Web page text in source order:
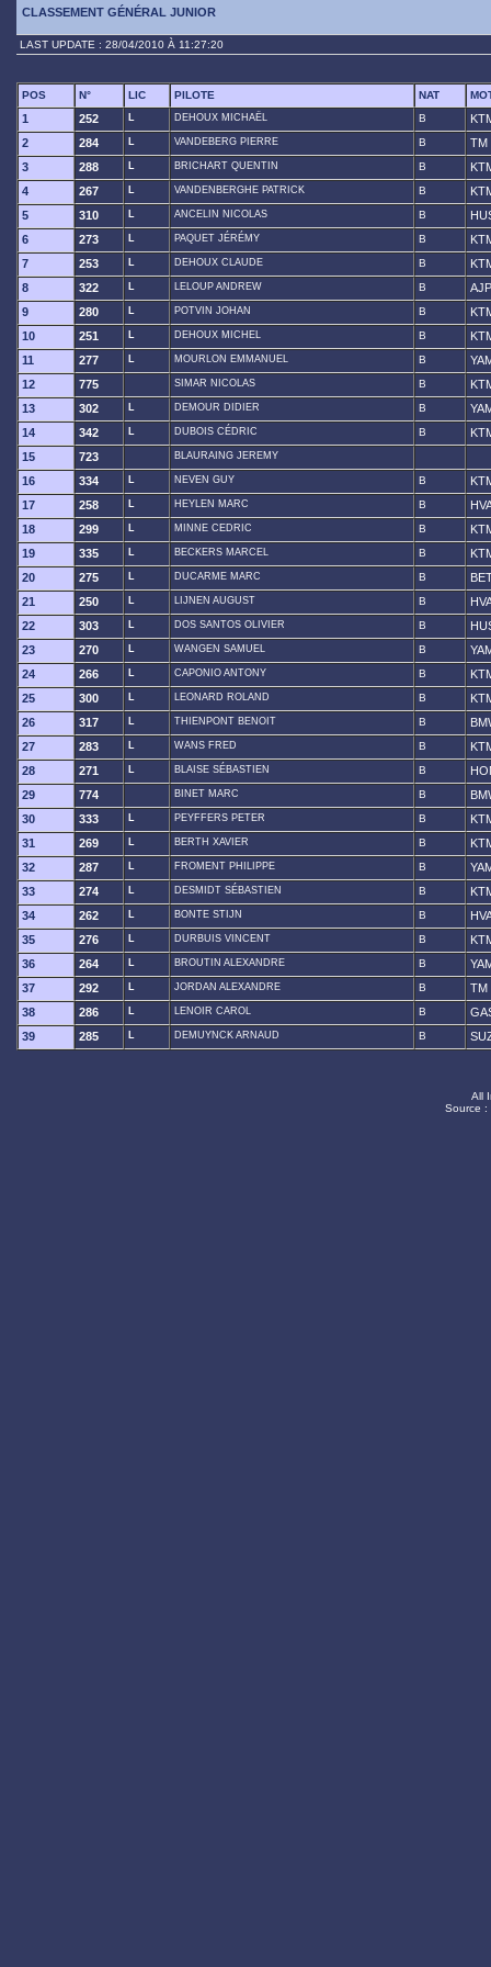
CLASSEMENT GÉNÉRAL JUNIOR
LAST UPDATE : 28/04/2010 À 11:27:20
POS N° LIC PILOTE NAT
1 252 L DEHOUX MICHAËL B
2
284 L VANDEBERG PIERRE B
TM
3
288 L BRICHART QUENTIN B
4
267 L VANDENBERGHE PATRICK B
5
310 L ANCELIN NICOLAS B
6
273 L PAQUET JÉRÉMY B
7
253 L DEHOUX CLAUDE B
8
322 L LELOUP ANDREW B
AJP
9
280 L POTVIN JOHAN B
10
251 L DEHOUX MICHEL B
11
277 L MOURLON EMMANUEL B
12
775 SIMAR NICOLAS B
13
302 L DEMOUR DIDIER B
14
342 L DUBOIS CÉDRIC B
15
723 BLAURAING JEREMY
16 334 L NEVEN GUY B
17
258 L HEYLEN MARC B
18
299 L MINNE CEDRIC B
19
335 L BECKERS MARCEL B
20
275 L DUCARME MARC B
21
250 L LIJNEN AUGUST B
22
303 L DOS SANTOS OLIVIER B
23
270 L WANGEN SAMUEL B
24
266 L CAPONIO ANTONY B
25
300 L LEONARD ROLAND B
26
317 L THIENPONT BENOIT B
27
283 L WANS FRED B
28
271 L BLAISE SÉBASTIEN B
29
774 BINET MARC B
30
333 L PEYFFERS PETER B
31
269 L BERTH XAVIER B
32
287 L FROMENT PHILIPPE B
33
274 L DESMIDT SÉBASTIEN B
34
262 L BONTE STIJN B
35
276 L DURBUIS VINCENT B
36
264 L BROUTIN ALEXANDRE B
37
292 L JORDAN ALEXANDRE B
TM
38
286 L LENOIR CAROL B
39
285 L DEMUYNCK ARNAUD B
All
Source :